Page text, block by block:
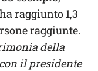
raggiunto 1,3
raggiunte.
della
il presidente